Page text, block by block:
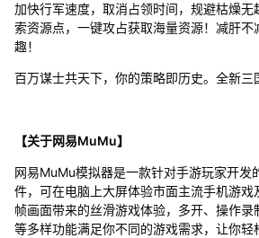
加快行军速度，取消占领时间，规避枯燥无
索资源点，一键攻占获取海量资源！减肝不
趣！
百万谋士共天下，你的策略即历史。全新三
【关于网易MuMu】
网易MuMu模拟器是一款针对手游玩家开发
件，可在电脑上大屏体验市面主流手机游
帧画面带来的丝滑游戏体验，多开、操作
等多样功能满足你不同的游戏需求，让你轻